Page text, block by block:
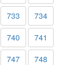
733
734
740
741
747
748